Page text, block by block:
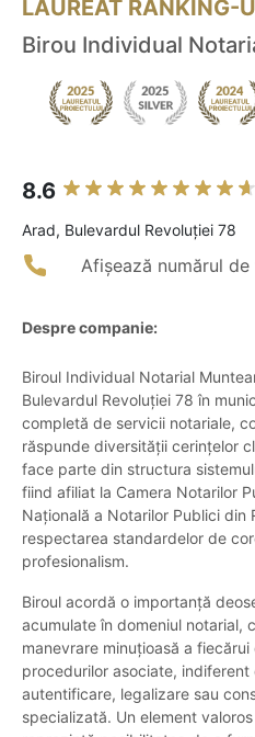
LAUREAT RANKING-
Birou Individual
8.6
Arad, Bulevardul Revoluției 78
Afișează numărul
Despre companie:
Biroul Individual Notarial
Bulevardul Revoluției 78 în
completă de servicii notariale,
răspunde diversității cerințelor
face parte din structura
fiind afiliat la Camera Notarilor
Națională a Notarilor Publici din
respectarea standardelor de
profesionalism.
Biroul acordă o importanță
acumulate în domeniul notarial,
manevrare minuțioasă a
procedurilor asociate,
autentificare, legalizare sau
specializată. Un element